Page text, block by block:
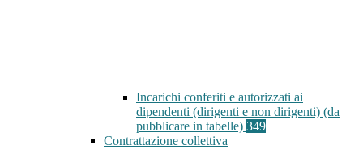
Incarichi conferiti e autorizzati ai
dipendenti (dirigenti e non dirigenti) (da
pubblicare in tabelle) 349
Contrattazione collettiva